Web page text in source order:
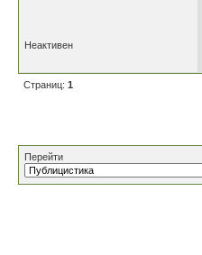
Неактивен
Страниц: 1
Перейти